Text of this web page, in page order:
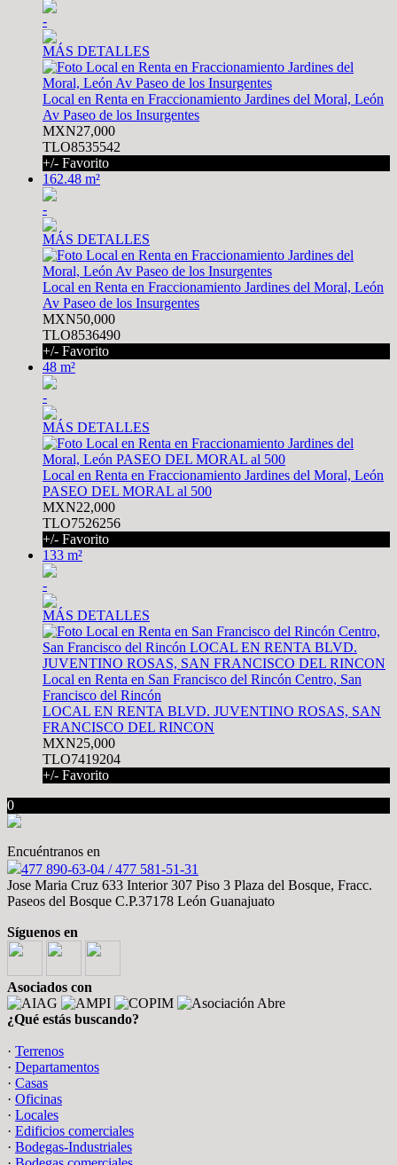
-
MÁS DETALLES
Local en Renta en Fraccionamiento Jardines del Moral, León
Av Paseo de los Insurgentes
MXN27,000
TLO8535542
+/- Favorito
162.48 m²
-
MÁS DETALLES
Local en Renta en Fraccionamiento Jardines del Moral, León
Av Paseo de los Insurgentes
MXN50,000
TLO8536490
+/- Favorito
48 m²
-
MÁS DETALLES
Local en Renta en Fraccionamiento Jardines del Moral, León
PASEO DEL MORAL al 500
MXN22,000
TLO7526256
+/- Favorito
133 m²
-
MÁS DETALLES
Local en Renta en San Francisco del Rincón Centro, San
Francisco del Rincón
LOCAL EN RENTA BLVD. JUVENTINO ROSAS, SAN
FRANCISCO DEL RINCON
MXN25,000
TLO7419204
+/- Favorito
0
Encuéntranos en
477 890-63-04 / 477 581-51-31
Jose Maria Cruz 633 Interior 307 Piso 3 Plaza del Bosque, Fracc.
Paseos del Bosque C.P.37178 León Guanajuato
Síguenos en
Asociados con
¿Qué estás buscando?
· Terrenos
· Departamentos
· Casas
· Oficinas
· Locales
· Edificios comerciales
· Bodegas-Industriales